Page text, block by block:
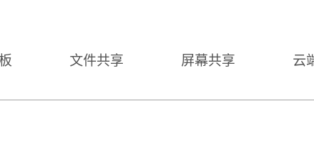
文件共享 屏幕共享 云